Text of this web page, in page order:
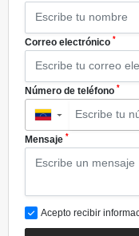
Correo electrónico *
Número de teléfono *
▼
Mensaje *
Acepto recibir